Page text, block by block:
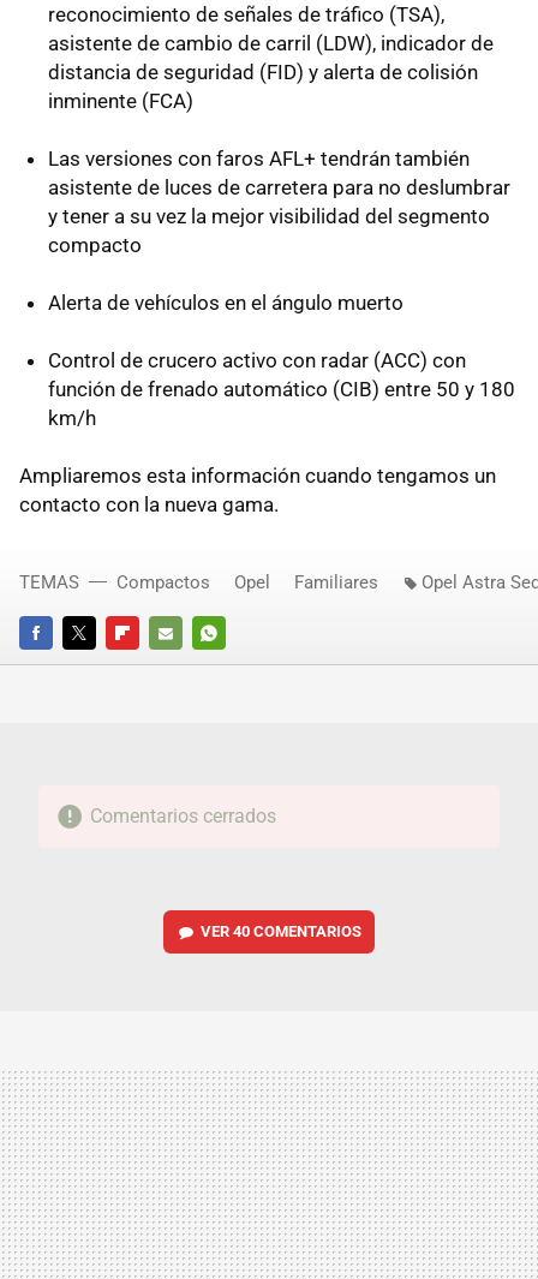
reconocimiento de señales de tráfico (TSA),
asistente de cambio de carril (LDW), indicador de
distancia de seguridad (FID) y alerta de colisión
inminente (FCA)
Las versiones con faros AFL+ tendrán también
asistente de luces de carretera para no deslumbrar
y tener a su vez la mejor visibilidad del segmento
compacto
Alerta de vehículos en el ángulo muerto
Control de crucero activo con radar (ACC) con
función de frenado automático (CIB) entre 50 y 180
km/h
Ampliaremos esta información cuando tengamos un
contacto con la nueva gama.
FACEBOOKTWITTERFLIPBOARD
E-
WHATSAPP
TEMAS Compactos Opel Familiares Opel Astra
Comentarios cerrados
VER 40 COMENTARIOS